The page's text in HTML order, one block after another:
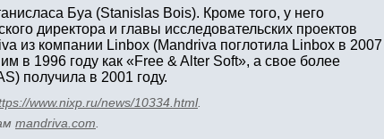
Буа (Stanislas Bois). Кроме того, у него
директора и главы исследовательских проектов
из компании Linbox (Mandriva поглотила Linbox в 2007
в 1996 году как «Free & Alter Soft», а свое более
получила в 2001 году.
www.nixp.ru/news/10334.html.
mandriva.com